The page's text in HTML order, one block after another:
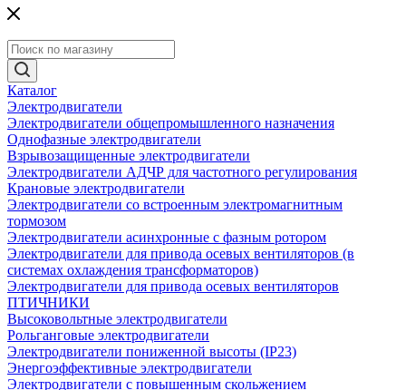
Каталог
Электродвигатели
Электродвигатели общепромышленного назначения
Однофазные электродвигатели
Взрывозащищенные электродвигатели
Электродвигатели АДЧР для частотного регулирования
Крановые электродвигатели
Электродвигатели со встроенным электромагнитным
тормозом
Электродвигатели асинхронные с фазным ротором
Электродвигатели для привода осевых вентиляторов (в
системах охлаждения трансформаторов)
Электродвигатели для привода осевых вентиляторов
ПТИЧНИКИ
Высоковольтные электродвигатели
Рольганговые электродвигатели
Электродвигатели пониженной высоты (IP23)
Энергоэффективные электродвигатели
Электродвигатели с повышенным скольжением